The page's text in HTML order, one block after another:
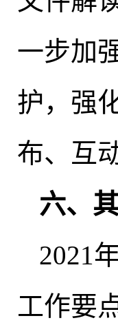
一步加
护，强
布、互
六、
2021
工作要